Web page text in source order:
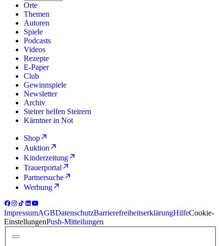
Orte
Themen
Autoren
Spiele
Podcasts
Videos
Rezepte
E-Paper
Club
Gewinnspiele
Newsletter
Archiv
Steirer helfen Steirern
Kärntner in Not
Shop
Auktion
Kinderzeitung
Trauerportal
Partnersuche
Werbung
ImpressumAGBDatenschutzBarrierefreiheitserklärungHilfeCookie-
EinstellungenPush-Mitteilungen